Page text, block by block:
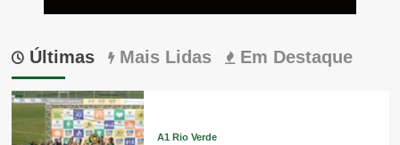
Últimas Mais Lidas Em Destaque
A1 Rio Verde